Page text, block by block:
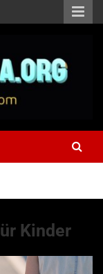
Kinder